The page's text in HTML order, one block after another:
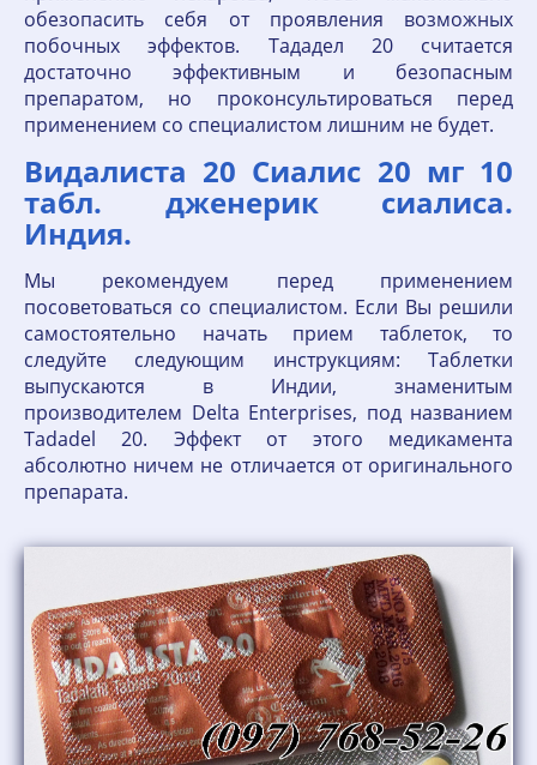
обезопасить себя от проявления возможных
побочных эффектов. Тададел 20 считается
достаточно эффективным и безопасным
препаратом, но проконсультироваться перед
применением со специалистом лишним не будет.
Видалиста 20 Сиалис 20 мг 10
табл. дженерик сиалиса.
Индия.
Мы рекомендуем перед применением
посоветоваться со специалистом. Если Вы решили
самостоятельно начать прием таблеток, то
следуйте следующим инструкциям: Таблетки
выпускаются в Индии, знаменитым
производителем Delta Enterprises, под названием
Tadadel 20. Эффект от этого медикамента
абсолютно ничем не отличается от оригинального
препарата.